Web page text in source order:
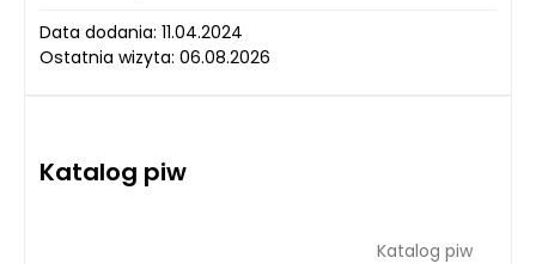
Data dodania: 11.04.2024
Ostatnia wizyta: 06.08.2026
Katalog piw
Katalog piw